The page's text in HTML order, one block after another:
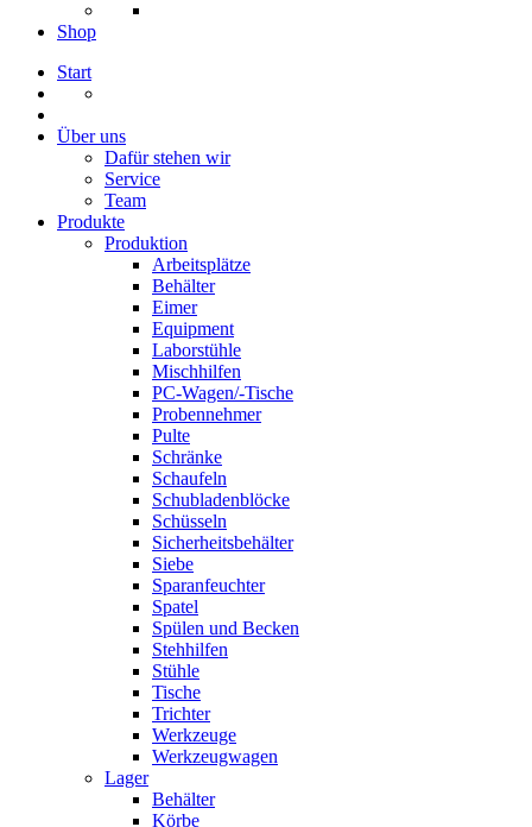
Shop
Start
Über uns
Dafür stehen wir
Service
Team
Produkte
Produktion
Arbeitsplätze
Behälter
Eimer
Equipment
Laborstühle
Mischhilfen
PC-Wagen/-Tische
Probennehmer
Pulte
Schränke
Schaufeln
Schubladenblöcke
Schüsseln
Sicherheitsbehälter
Siebe
Sparanfeuchter
Spatel
Spülen und Becken
Stehhilfen
Stühle
Tische
Trichter
Werkzeuge
Werkzeugwagen
Lager
Behälter
Körbe